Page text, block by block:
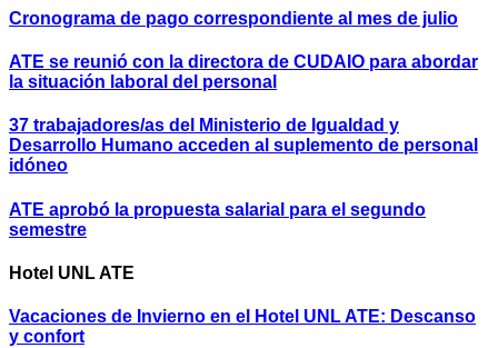
Cronograma de pago correspondiente al mes de julio
ATE se reunió con la directora de CUDAIO para abordar
la situación laboral del personal
37 trabajadores/as del Ministerio de Igualdad y
Desarrollo Humano acceden al suplemento de personal
idóneo
ATE aprobó la propuesta salarial para el segundo
semestre
Hotel UNL ATE
Vacaciones de Invierno en el Hotel UNL ATE: Descanso
y confort